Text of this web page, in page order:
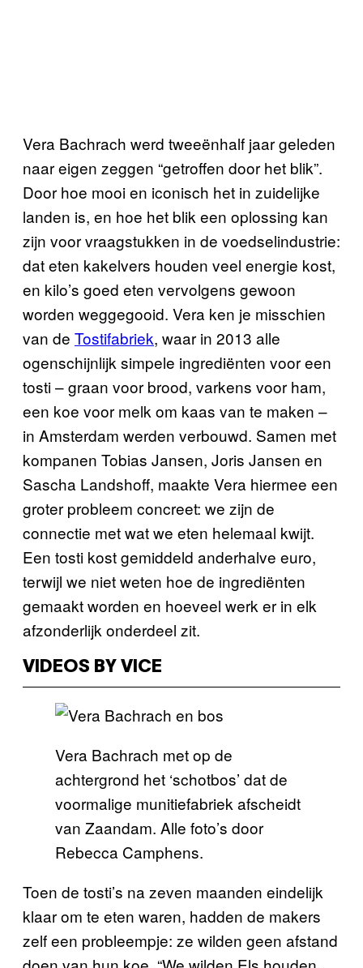
Vera Bachrach werd tweeënhalf jaar geleden
naar eigen zeggen “getroffen door het blik”.
Door hoe mooi en iconisch het in zuidelijke
landen is, en hoe het blik een oplossing kan
zijn voor vraagstukken in de voedselindustrie:
dat eten kakelvers houden veel energie kost,
en kilo’s goed eten vervolgens gewoon
worden weggegooid. Vera ken je misschien
van de Tostifabriek, waar in 2013 alle
ogenschijnlijk simpele ingrediënten voor een
tosti – graan voor brood, varkens voor ham,
een koe voor melk om kaas van te maken –
in Amsterdam werden verbouwd. Samen met
kompanen Tobias Jansen, Joris Jansen en
Sascha Landshoff, maakte Vera hiermee een
groter probleem concreet: we zijn de
connectie met wat we eten helemaal kwijt.
Een tosti kost gemiddeld anderhalve euro,
terwijl we niet weten hoe de ingrediënten
gemaakt worden en hoeveel werk er in elk
afzonderlijk onderdeel zit.
VIDEOS BY VICE
Vera Bachrach met op de
achtergrond het ‘schotbos’ dat de
voormalige munitiefabriek afscheidt
van Zaandam. Alle foto’s door
Rebecca Camphens.
Toen de tosti’s na zeven maanden eindelijk
klaar om te eten waren, hadden de makers
zelf een probleempje: ze wilden geen afstand